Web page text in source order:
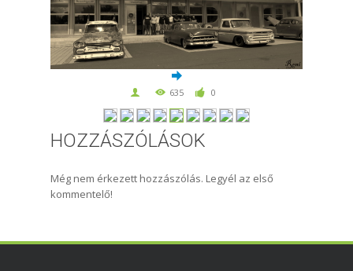
635 0
HOZZÁSZÓLÁSOK
Még nem érkezett hozzászólás. Legyél az első
kommentelő!